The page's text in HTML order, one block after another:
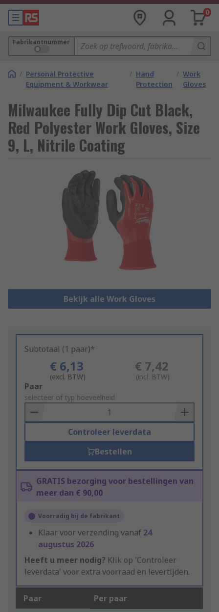
0
Fabrikantnummer
/ Personal Protective
Equipment & Workwear
/ Hand
Protection
/ Work
Gloves
Milwaukee Fully Dip Cut Black,
Red Polyester Work Gloves, Size
9, L, Nitrile Coating
Bekijk alle Work Gloves
Subtotaal (1 paar)*
€ 6,13
(excl. BTW)
€ 7,42
(incl. BTW)
Add
to
Basket
Paar
selecteer of typ hoeveelheid
Controleer leverdata
Bestellen
GRATIS bezorging voor bestellingen van
meer dan € 90,00
Voorradig bij de fabrikant
Klaar voor verzending vanaf 24
augustus 2026
Heeft u meer nodig? Klik op 'Controleer
leverdata' voor extra voorraad en levertijden.
Paar Per paar